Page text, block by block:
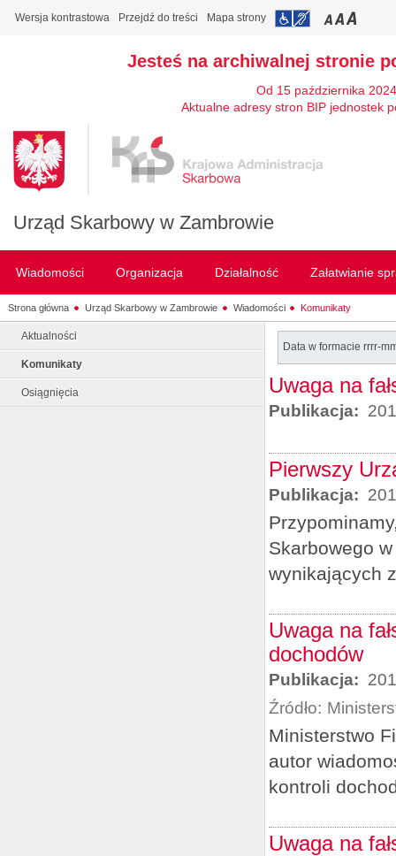
Wersja kontrastowa Przejdź do treści Mapa strony
Jesteś na archiwalnej stronie
Od 15 października
Aktualne adresy stron BIP jednostek
Urząd Skarbowy w Zambrowie
Wiadomości Organizacja Działalność Załatwianie
Strona główna Urząd Skarbowy w Zambrowie Wiadomości Komunikaty
Aktualności
Komunikaty
Osiągnięcia
Data w formacie rrrr-
Uwaga na
Publikacja:
Pierwszy
Publikacja:
Skarbowego
wynikających
Uwaga na
dochodów
Publikacja:
Źródło:
Ministerstwo
autor
kontroli
Uwaga na